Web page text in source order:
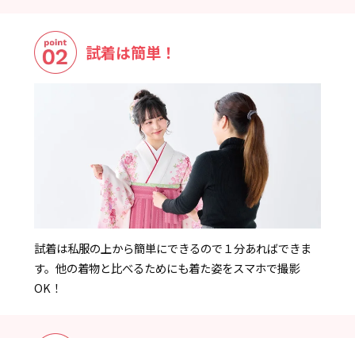
試着は簡単！
試着は私服の上から簡単にできるので１分あればできま
す。他の着物と比べるためにも着た姿をスマホで撮影
OK！